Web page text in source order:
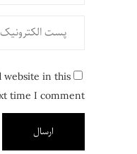
website in this
time I comment.